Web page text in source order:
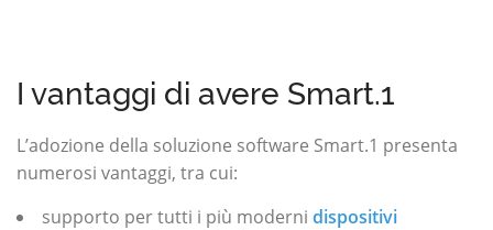
I vantaggi di avere Smart.1
L’adozione della soluzione software Smart.1 presenta
numerosi vantaggi, tra cui:
supporto per tutti i più moderni dispositivi